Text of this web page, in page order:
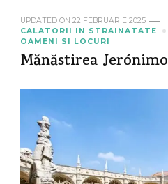
UPDATED ON 22 FEBRUARIE 2025
CALATORII IN STRAINATATE
OAMENI SI LOCURI
Mănăstirea